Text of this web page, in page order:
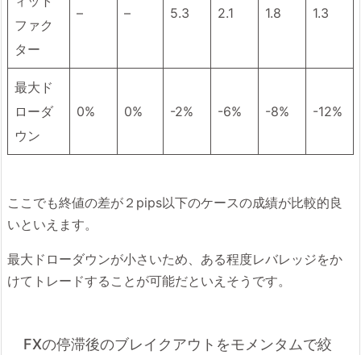
ファク
ター
– – 5.3 2.1 1.8 1.3
最大ド
ローダ
ウン
0% 0% -2% -6% -8% -12%
ここでも終値の差が２pips以下のケースの成績が比較的良
いといえます。
最大ドローダウンが小さいため、ある程度レバレッジをか
けてトレードすることが可能だといえそうです。
FXの停滞後のブレイクアウトをモメンタムで絞